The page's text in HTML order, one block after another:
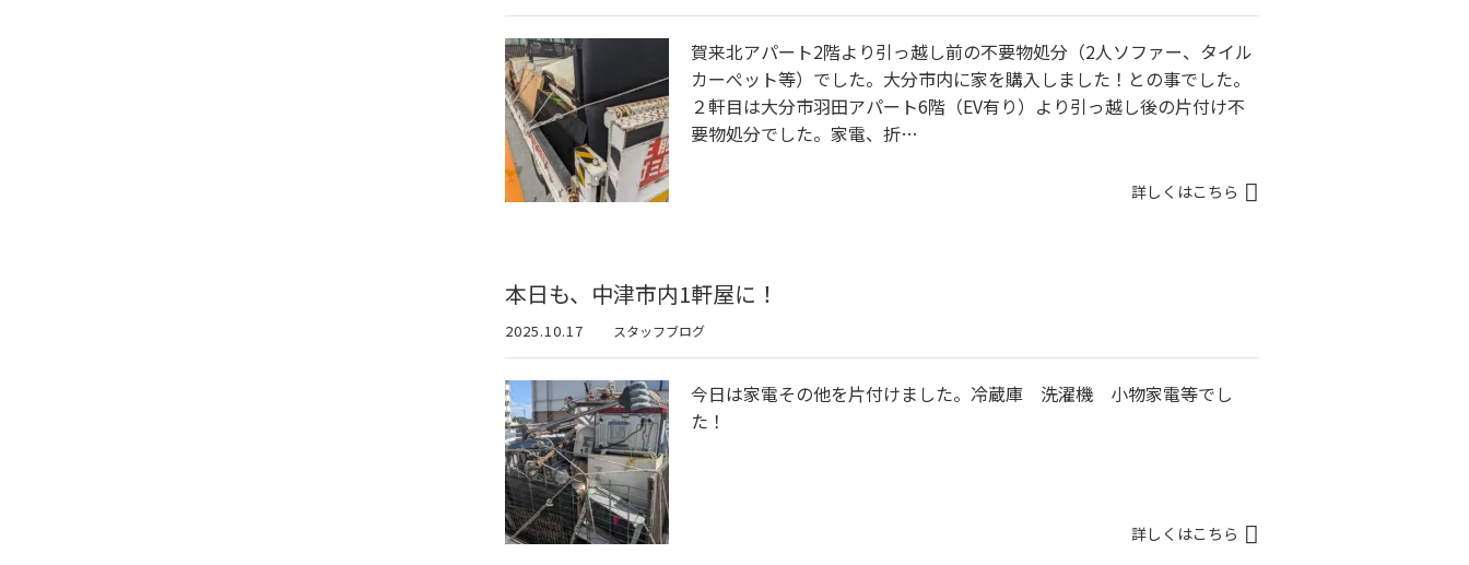
賀来北アパート2階より引っ越し前の不要物処分（2人ソファー、タイル
カーぺット等）でした。大分市内に家を購入しました！との事でした。
２軒目は大分市羽田アパート6階（EV有り）より引っ越し後の片付け不
要物処分でした。家電、折…
詳しくはこちら
本日も、中津市内1軒屋に！
2025.10.17 スタッフブログ
今日は家電その他を片付けました。冷蔵庫 洗濯機 小物家電等でし
た！
詳しくはこちら